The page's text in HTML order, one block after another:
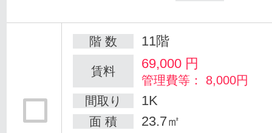
階 数 11階
賃料 69,000 円
管理費等： 8,000円
間取り
1K
面 積 23.7㎡